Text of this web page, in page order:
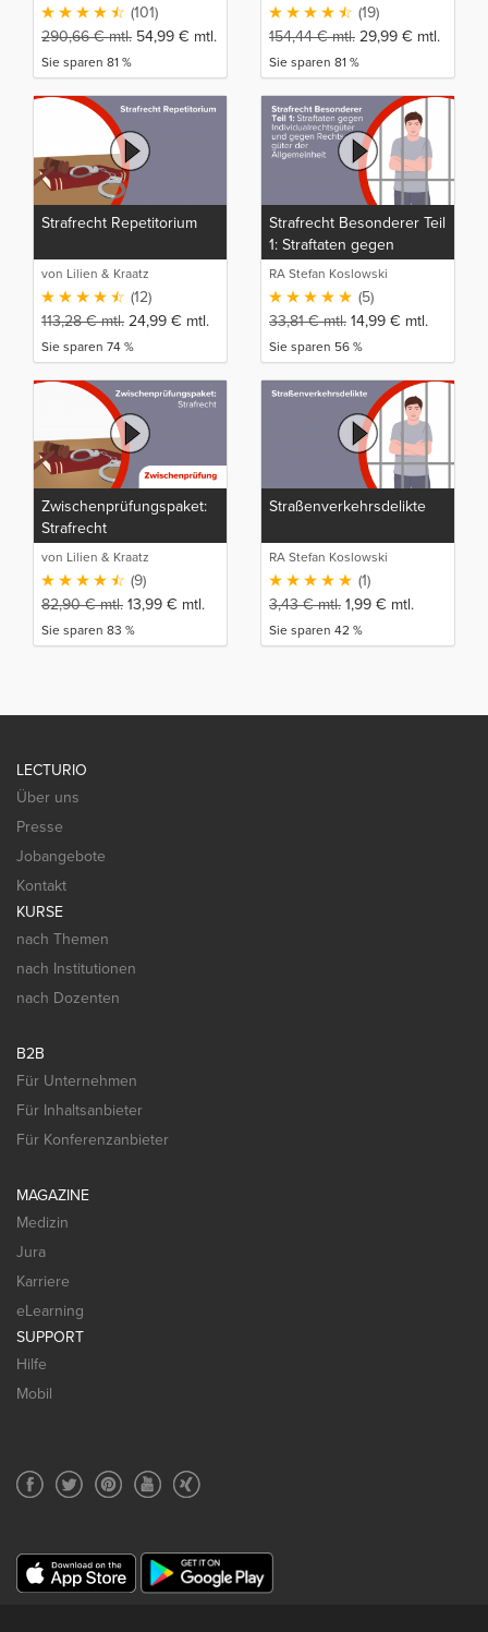
(101)
290,66€mtl. 54,99 € mtl.
Sie sparen 81 %
(19)
154,44€mtl. 29,99 € mtl.
Sie sparen 81 %
Strafrecht Repetitorium
von Lilien & Kraatz
(12)
113,28€mtl. 24,99 € mtl.
Sie sparen 74 %
Strafrecht Besonderer Teil
1: Straftaten gegen
Individualrechtsgüter und
gegen Rechtsgüter der
Allgemeinheit
RA Stefan Koslowski
(5)
33,81€mtl. 14,99 € mtl.
Sie sparen 56 %
Zwischenprüfungspaket:
Strafrecht
von Lilien & Kraatz
(9)
82,90€mtl. 13,99 € mtl.
Sie sparen 83 %
Straßenverkehrsdelikte
RA Stefan Koslowski
(1)
3,43€mtl. 1,99 € mtl.
Sie sparen 42 %
LECTURIO
Über uns
Presse
Jobangebote
Kontakt
KURSE
nach Themen
nach Institutionen
nach Dozenten
B2B
Für Unternehmen
Für Inhaltsanbieter
Für Konferenzanbieter
MAGAZINE
Medizin
Jura
Karriere
eLearning
SUPPORT
Hilfe
Mobil